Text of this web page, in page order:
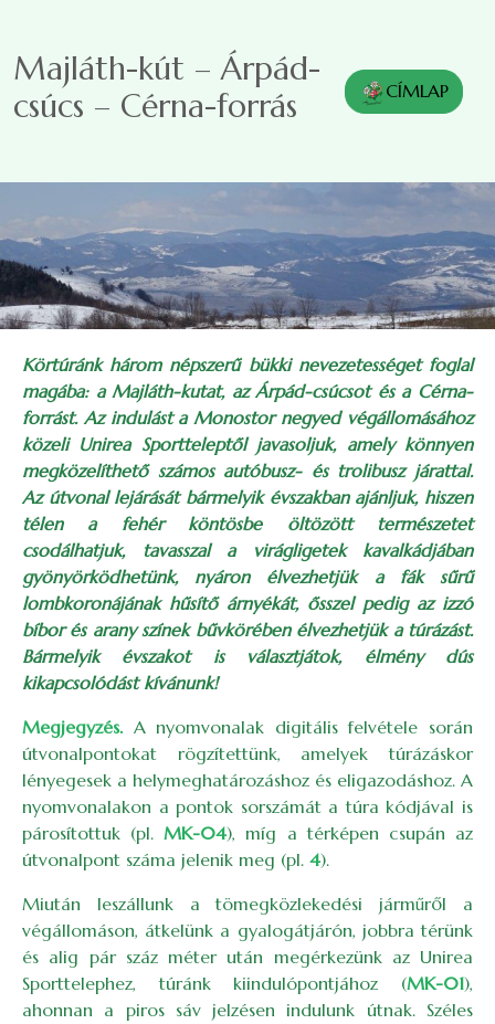
Majláth-kút – Árpád-
csúcs – Cérna-forrás
CÍMLAP
Körtúránk három népszerű bükki nevezetességet foglal
magába: a Majláth-kutat, az Árpád-csúcsot és a Cérna-
forrást. Az indulást a Monostor negyed végállomásához
közeli Unirea Sportteleptől javasoljuk, amely könnyen
megközelíthető számos autóbusz- és trolibusz járattal.
Az útvonal lejárását bármelyik évszakban ajánljuk, hiszen
télen a fehér köntösbe öltözött természetet
csodálhatjuk, tavasszal a virágligetek kavalkádjában
gyönyörködhetünk, nyáron élvezhetjük a fák sűrű
lombkoronájának hűsítő árnyékát, ősszel pedig az izzó
bíbor és arany színek bűvkörében élvezhetjük a túrázást.
Bármelyik évszakot is választjátok, élmény dús
kikapcsolódást kívánunk!
Megjegyzés. A nyomvonalak digitális felvétele során
útvonalpontokat rögzítettünk, amelyek túrázáskor
lényegesek a helymeghatározáshoz és eligazodáshoz. A
nyomvonalakon a pontok sorszámát a túra kódjával is
párosítottuk (pl.MK-04), míg a térképen csupán az
útvonalpont száma jelenik meg (pl. 4).
Miután leszállunk a tömegközlekedési járműről a
végállomáson, átkelünk a gyalogátjárón, jobbra térünk
és alig pár száz méter után megérkezünk az Unirea
Sporttelephez, túránk kiindulópontjához (MK-01),
ahonnan a piros sáv jelzésen indulunk útnak. Széles